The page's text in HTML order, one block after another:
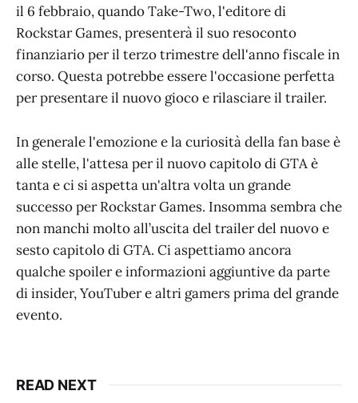
il 6 febbraio, quando Take-Two, l'editore di
Rockstar Games, presenterà il suo resoconto
finanziario per il terzo trimestre dell'anno fiscale in
corso. Questa potrebbe essere l'occasione perfetta
per presentare il nuovo gioco e rilasciare il trailer.
In generale l'emozione e la curiosità della fan base è
alle stelle, l'attesa per il nuovo capitolo di GTA è
tanta e ci si aspetta un'altra volta un grande
successo per Rockstar Games. Insomma sembra che
non manchi molto all’uscita del trailer del nuovo e
sesto capitolo di GTA. Ci aspettiamo ancora
qualche spoiler e informazioni aggiuntive da parte
di insider, YouTuber e altri gamers prima del grande
evento.
READ NEXT